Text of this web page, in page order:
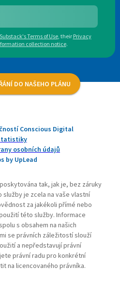
Substack's Terms of Use, their Privacy
collection notice.
DO NAŠEHO PLÁNU
Conscious Digital
osobních údajů
by UpLead
tak, jak je, bez záruky
je zcela na vaše vlastní
za jakékoli přímé nebo
této služby. Informace
s obsahem na našich
se právních záležitostí slouží
a nepředstavují právní
právní radu pro konkrétní
na licencovaného právníka.